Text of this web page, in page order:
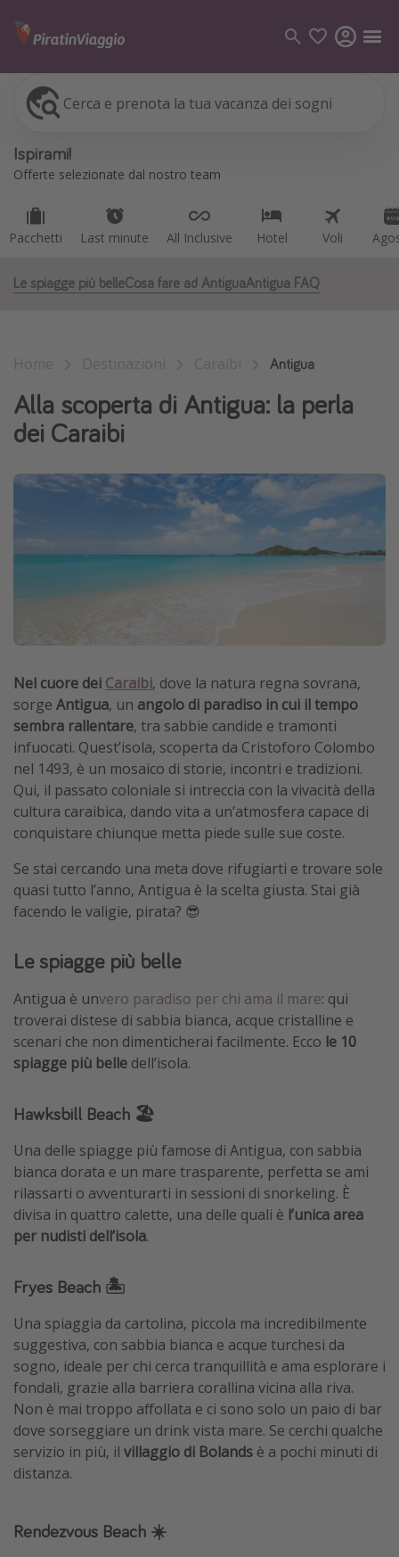
Cerca e prenota la tua vacanza dei sogni
Ispirami!
Offerte selezionate dal nostro team
Pacchetti Last minute All Inclusive Hotel Voli
Pacchetti
Voli
Vacanze
Albania
Grecia
Egitto
Tunisia
Malta
Capo Verde
Tipo di vacanza
Vacanze last minute
Vacanze all inclusive
Vacanze estate 2026
Vacanze di Pasqua 2026
Last minute capodanno
Vacanze con bambini
Viaggi per single
Travel magazine
Calendario di viaggio
Festività del 2026
Città più visitate
Le spiagge più belleCosa fare ad AntiguaAntigua FAQ
Antigua
Alla scoperta di Antigua: la perla
dei Caraibi
Nel cuore dei Caraibi, dove la natura regna sovrana,
sorge Antigua, un angolo di paradiso in cui il tempo
sembra rallentare, tra sabbie candide e tramonti
infuocati. Quest’isola, scoperta da Cristoforo Colombo
nel 1493, è un mosaico di storie, incontri e tradizioni.
Qui, il passato coloniale si intreccia con la vivacità della
cultura caraibica, dando vita a un’atmosfera capace di
conquistare chiunque metta piede sulle sue coste.
Se stai cercando una meta dove rifugiarti e trovare sole
quasi tutto l’anno, Antigua è la scelta giusta. Stai già
facendo le valigie, pirata? 😎
Le spiagge più belle
Antigua è unvero paradiso per chi ama il mare: qui
troverai distese di sabbia bianca, acque cristalline e
scenari che non dimenticherai facilmente. Ecco le 10
spiagge più belle dell’isola.
Hawksbill Beach 🏖️
Una delle spiagge più famose di Antigua, con sabbia
bianca dorata e un mare trasparente, perfetta se ami
rilassarti o avventurarti in sessioni di snorkeling. È
divisa in quattro calette, una delle quali è l’unica area
per nudisti dell’isola.
Fryes Beach 🏝️
Una spiaggia da cartolina, piccola ma incredibilmente
suggestiva, con sabbia bianca e acque turchesi da
sogno, ideale per chi cerca tranquillità e ama esplorare i
fondali, grazie alla barriera corallina vicina alla riva.
Non è mai troppo affollata e ci sono solo un paio di bar
dove sorseggiare un drink vista mare. Se cerchi qualche
servizio in più, il villaggio di Bolands è a pochi minuti di
distanza.
Rendezvous Beach ☀️